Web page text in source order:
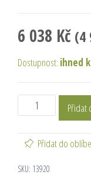
6 038 Kč (4
Dostupnost: ihned
Přidat
Přidat do
SKU: 13920